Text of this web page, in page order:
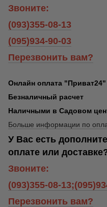
Звоните:
(093)355-08-13
(095)934-90-03
Перезвонить вам?
Онлайн оплата "Приват24"
Безналичный расчет
Наличными в Садовом
Больше информации по
У Вас есть
оплате или
Звоните:
(093)355-08-
Перезвонить вам?